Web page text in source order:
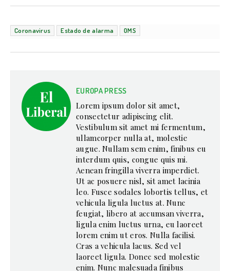
Coronavirus Estado de alarma OMS
EUROPA PRESS
Lorem ipsum dolor sit amet,
consectetur adipiscing elit.
Vestibulum sit amet mi fermentum,
ullamcorper nulla at, molestie
augue. Nullam sem enim, finibus eu
interdum quis, congue quis mi.
Aenean fringilla viverra imperdiet.
Ut ac posuere nisl, sit amet lacinia
leo. Fusce sodales lobortis tellus, et
vehicula ligula luctus at. Nunc
feugiat, libero at accumsan viverra,
ligula enim luctus urna, eu laoreet
lorem enim ut eros. Nulla facilisi.
Cras a vehicula lacus. Sed vel
laoreet ligula. Donec sed molestie
enim. Nunc malesuada finibus